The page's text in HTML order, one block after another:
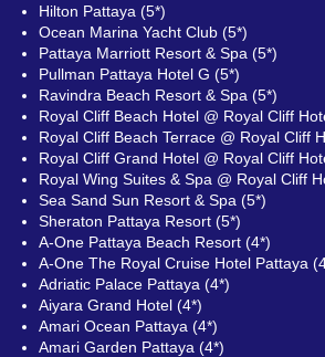
Hilton Pattaya (5*)
Ocean Marina Yacht Club (5*)
Pattaya Marriott Resort & Spa (5*)
Pullman Pattaya Hotel G (5*)
Ravindra Beach Resort & Spa (5*)
Royal Cliff Beach Hotel @ Royal Cliff
Royal Cliff Beach Terrace @ Royal Cliff
Royal Cliff Grand Hotel @ Royal Cliff
Royal Wing Suites & Spa @ Royal Cliff
Sea Sand Sun Resort & Spa (5*)
Sheraton Pattaya Resort (5*)
A-One Pattaya Beach Resort (4*)
A-One The Royal Cruise Hotel Pattaya
Adriatic Palace Pattaya (4*)
Aiyara Grand Hotel (4*)
Amari Ocean Pattaya (4*)
Amari Garden Pattaya (4*)